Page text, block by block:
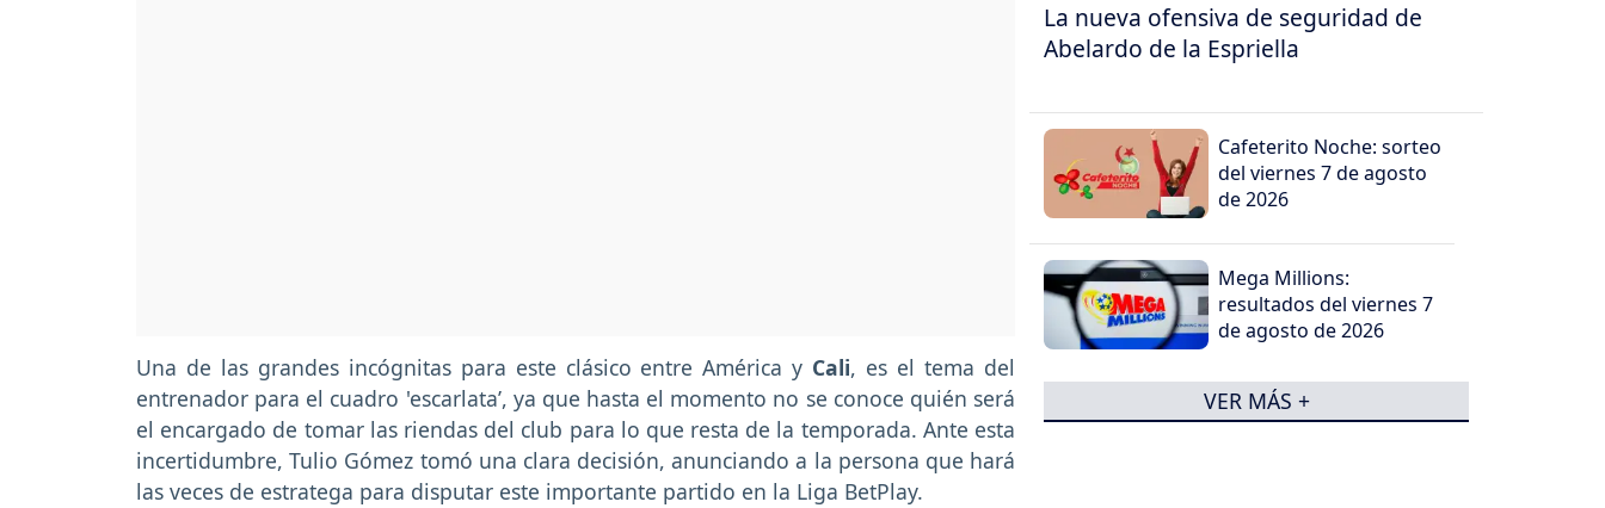
Una de las grandes incógnitas para este clásico entre América y Cali, es el tema del
entrenador para el cuadro 'escarlata’, ya que hasta el momento no se conoce quién será
el encargado de tomar las riendas del club para lo que resta de la temporada. Ante esta
incertidumbre, Tulio Gómez tomó una clara decisión, anunciando a la persona que hará
las veces de estratega para disputar este importante partido en la Liga BetPlay.
La nueva ofensiva de seguridad de
Abelardo de la Espriella
Cafeterito Noche: sorteo
del viernes 7 de agosto
de 2026
Mega Millions:
resultados del viernes 7
de agosto de 2026
VER MÁS +